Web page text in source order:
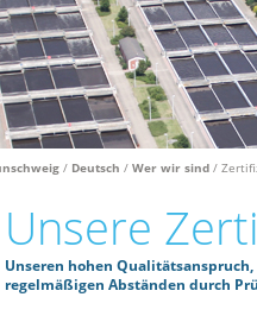
/ Deutsch / Wer wir sind /
Unsere
Unseren hohen
regelmäßigen Abständen durch